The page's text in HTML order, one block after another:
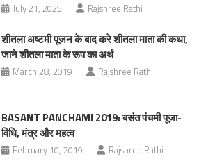
July 21, 2025 Rajshree Rathi
शीतला अष्टमी पूजन के बाद करे शीतला माता की कथा,
जाने शीतला माता के रूप का अर्थ
March 28, 2019 Rajshree Rathi
BASANT PANCHAMI 2019: बसंत पंचमी पूजा-
विधि, मंत्र और महत्व
February 10, 2019 Rajshree Rathi